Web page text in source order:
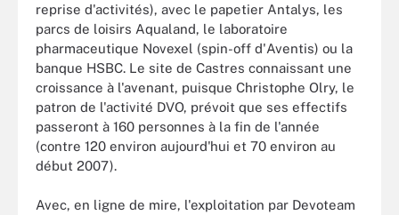
reprise d'activités), avec le papetier Antalys, les
parcs de loisirs Aqualand, le laboratoire
pharmaceutique Novexel (spin-off d'Aventis) ou la
banque HSBC. Le site de Castres connaissant une
croissance à l'avenant, puisque Christophe Olry, le
patron de l'activité DVO, prévoit que ses effectifs
passeront à 160 personnes à la fin de l'année
(contre 120 environ aujourd'hui et 70 environ au
début 2007).
Avec, en ligne de mire, l'exploitation par Devoteam